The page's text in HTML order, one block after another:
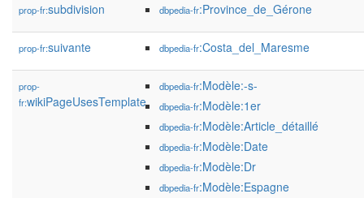
prop-fr:subdivision dbpedia-fr:Province_de_Gérone
prop-fr:suivante dbpedia-fr:Costa_del_Maresme
prop-
fr:wikiPageUsesTemplate
dbpedia-fr:Modèle:-s-
dbpedia-fr:Modèle:1er
dbpedia-fr:Modèle:Article_détaillé
dbpedia-fr:Modèle:Date
dbpedia-fr:Modèle:Dr
dbpedia-fr:Modèle:Espagne